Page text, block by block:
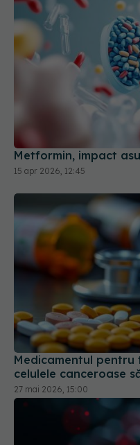
Metformin, impact
15 apr 2026, 12:45
Medicamentul
celulele canceroase
27 mai 2026, 15:00